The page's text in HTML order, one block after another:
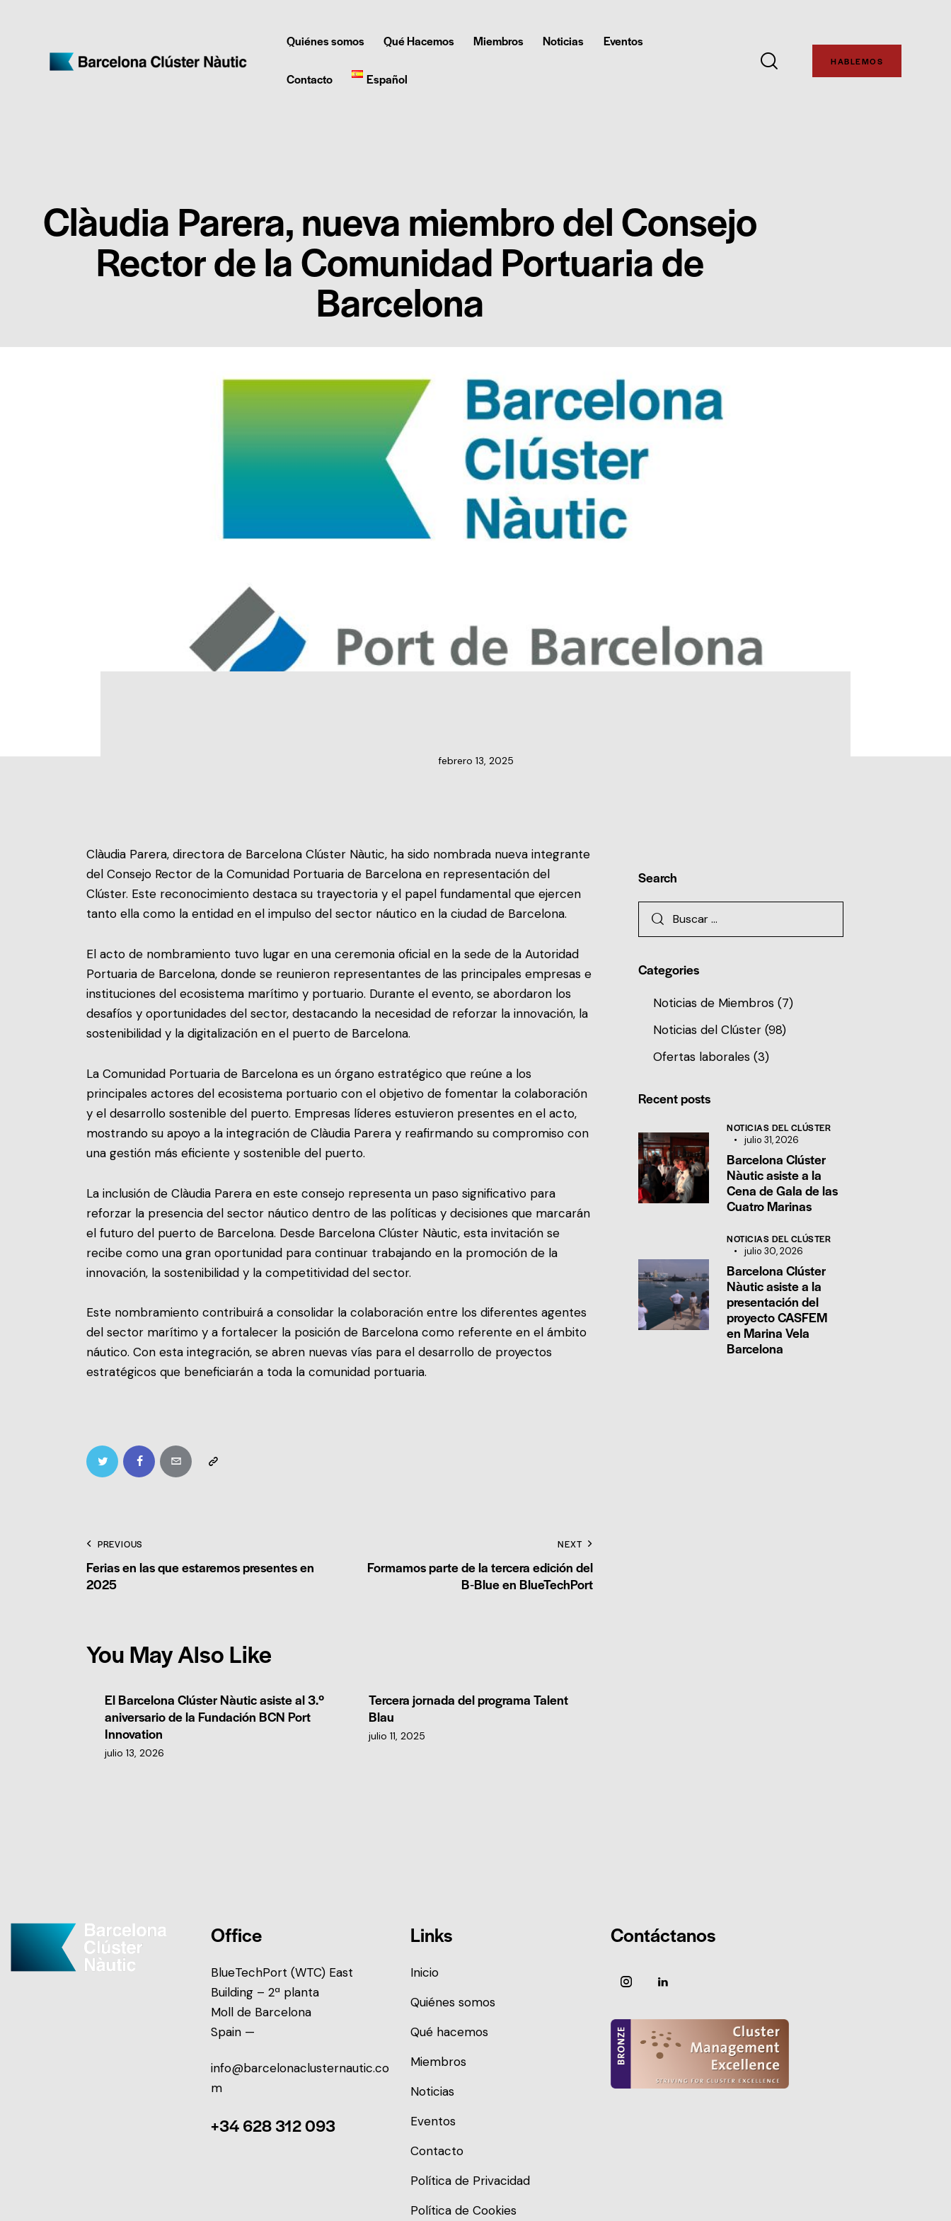
Quiénes somos Qué Hacemos Miembros Noticias Eventos
Contacto Español
HABLEMOS
Clàudia Parera, nueva miembro del Consejo
Rector de la Comunidad Portuaria de
Barcelona
febrero 13, 2025
Clàudia Parera, directora de Barcelona Clúster Nàutic, ha sido nombrada nueva integrante
del Consejo Rector de la Comunidad Portuaria de Barcelona en representación del
Clúster. Este reconocimiento destaca su trayectoria y el papel fundamental que ejercen
tanto ella como la entidad en el impulso del sector náutico en la ciudad de Barcelona.
El acto de nombramiento tuvo lugar en una ceremonia oficial en la sede de la Autoridad
Portuaria de Barcelona, donde se reunieron representantes de las principales empresas e
instituciones del ecosistema marítimo y portuario. Durante el evento, se abordaron los
desafíos y oportunidades del sector, destacando la necesidad de reforzar la innovación, la
sostenibilidad y la digitalización en el puerto de Barcelona.
La Comunidad Portuaria de Barcelona es un órgano estratégico que reúne a los
principales actores del ecosistema portuario con el objetivo de fomentar la colaboración
y el desarrollo sostenible del puerto. Empresas líderes estuvieron presentes en el acto,
mostrando su apoyo a la integración de Clàudia Parera y reafirmando su compromiso con
una gestión más eficiente y sostenible del puerto.
La inclusión de Clàudia Parera en este consejo representa un paso significativo para
reforzar la presencia del sector náutico dentro de las políticas y decisiones que marcarán
el futuro del puerto de Barcelona. Desde Barcelona Clúster Nàutic, esta invitación se
recibe como una gran oportunidad para continuar trabajando en la promoción de la
innovación, la sostenibilidad y la competitividad del sector.
Este nombramiento contribuirá a consolidar la colaboración entre los diferentes agentes
del sector marítimo y a fortalecer la posición de Barcelona como referente en el ámbito
náutico. Con esta integración, se abren nuevas vías para el desarrollo de proyectos
estratégicos que beneficiarán a toda la comunidad portuaria.
PREVIOUS
Ferias en las que estaremos presentes en
2025
NEXT
Formamos parte de la tercera edición del
B‑Blue en BlueTechPort
You May Also Like
El Barcelona Clúster Nàutic asiste al 3.º
aniversario de la Fundación BCN Port
Innovation
julio 13, 2026
Tercera jornada del programa Talent
Blau
julio 11, 2025
Search
Categories
Noticias de Miembros(7)
Noticias del Clúster(98)
Ofertas laborales(3)
Recent posts
NOTICIAS DEL CLÚSTER
julio 31, 2026
Barcelona Clúster
Nàutic asiste a la
Cena de Gala de las
Cuatro Marinas
NOTICIAS DEL CLÚSTER
julio 30, 2026
Barcelona Clúster
Nàutic asiste a la
presentación del
proyecto CASFEM
en Marina Vela
Barcelona
Office
BlueTechPort (WTC) East
Building – 2ª planta
Moll de Barcelona
Spain —
info@barcelonaclusternautic.co
m
+34 628 312 093
Links
Inicio
Quiénes somos
Qué hacemos
Miembros
Noticias
Eventos
Contacto
Política de Privacidad
Política de Cookies
Contáctanos